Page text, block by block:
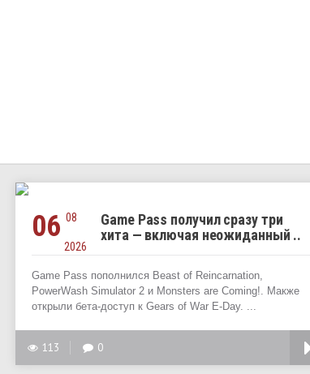
06 08
2026
Game Pass получил сразу три
хита — включая неожиданный ..
Game Pass пополнился Beast of Reincarnation,
PowerWash Simulator 2 и Monsters are Coming!. Макже
открыли бета-доступ к Gears of War E-Day. ...
113 0